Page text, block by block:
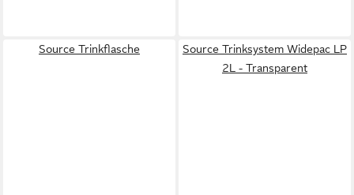
Source Trinkflasche
Source Trinksystem Widepac LP
2L - Transparent